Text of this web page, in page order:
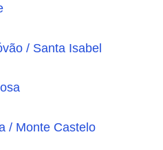
/ Santa Isabel
/ Monte Castelo